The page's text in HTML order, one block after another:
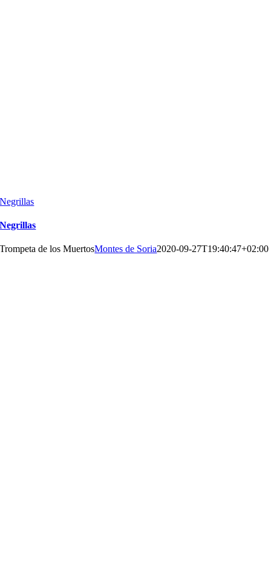
Negrillas
Negrillas
Trompeta de los MuertosMontes de Soria2020-09-27T19:40:47+02:00